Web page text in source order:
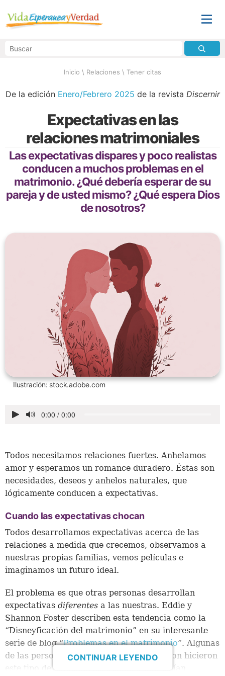
Inicio \ Relaciones \ Tener citas
De la edición Enero/Febrero 2025 de la revista Discernir
Expectativas en las
relaciones matrimoniales
Las expectativas dispares y poco realistas
conducen a muchos problemas en el
matrimonio. ¿Qué debería esperar de su
pareja y de usted mismo? ¿Qué espera Dios
de nosotros?
Ilustración: stock.adobe.com
Todos necesitamos relaciones fuertes. Anhelamos
amor y esperamos un romance duradero. Éstas son
necesidades, deseos y anhelos naturales, que
lógicamente conducen a expectativas.
Cuando las expectativas chocan
Todos desarrollamos expectativas acerca de las
relaciones a medida que crecemos, observamos a
nuestras propias familias, vemos películas e
imaginamos un futuro ideal.
El problema es que otras personas desarrollan
expectativas diferentes a las nuestras. Eddie y
Shannon Foster describen esta tendencia como la
“Disneyficación del matrimonio” en su interesante
serie de blog “Problemas en el matrimonio”. Algunas
de las personas a quienes ellos encuestaron hicieron
este tipo de comentarios debido a que tenían
CONTINUAR LEYENDO